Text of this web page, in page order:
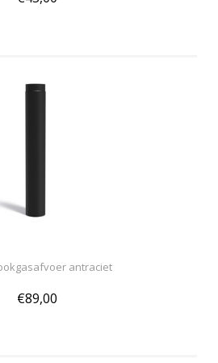
antraciet
€89,00